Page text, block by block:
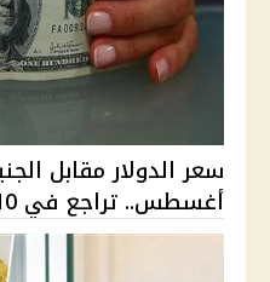
أغسطس.. تراجع في 10 بنوك وارت...